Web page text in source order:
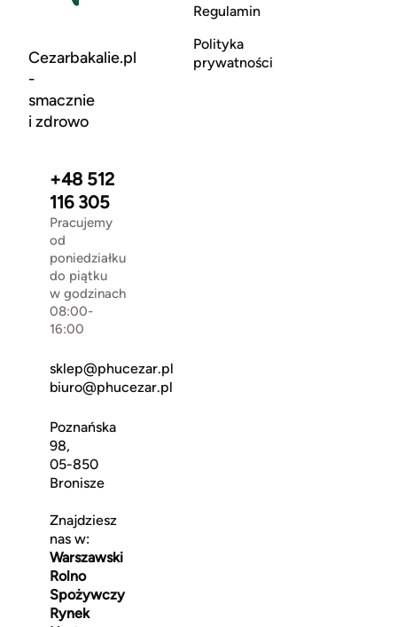
Cezarbakalie.pl
-
smacznie
i zdrowo
+48 512
116 305
Pracujemy
od
poniedziałku
do piątku
w godzinach
08:00-
16:00
sklep@phucezar.pl
biuro@phucezar.pl
Poznańska
98,
05-850
Bronisze
Znajdziesz
nas w:
Warszawski
Rolno
Spożywczy
Rynek
Regulamin
Polityka
prywatności